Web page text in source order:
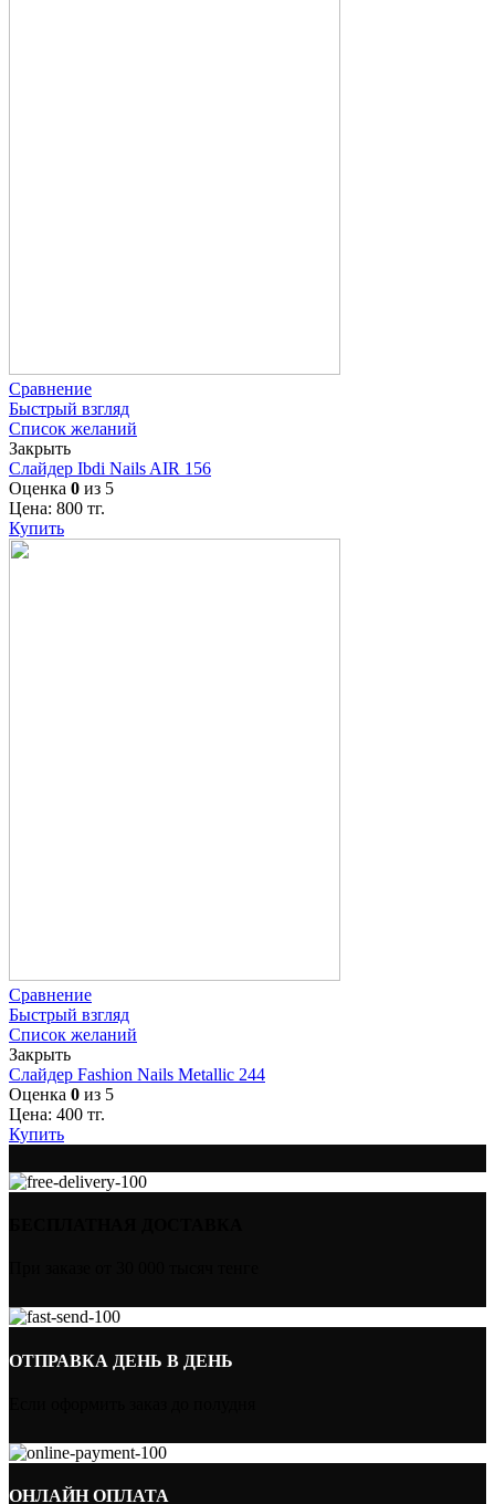
Сравнение
Быстрый взгляд
Список желаний
Закрыть
Слайдер Ibdi Nails AIR 156
Оценка 0 из 5
Цена: 800 тг.
Купить
Сравнение
Быстрый взгляд
Список желаний
Закрыть
Слайдер Fashion Nails Metallic 244
Оценка 0 из 5
Цена: 400 тг.
Купить
ОТПРАВКА ДЕНЬ В ДЕНЬ
ОНЛАЙН ОПЛАТА